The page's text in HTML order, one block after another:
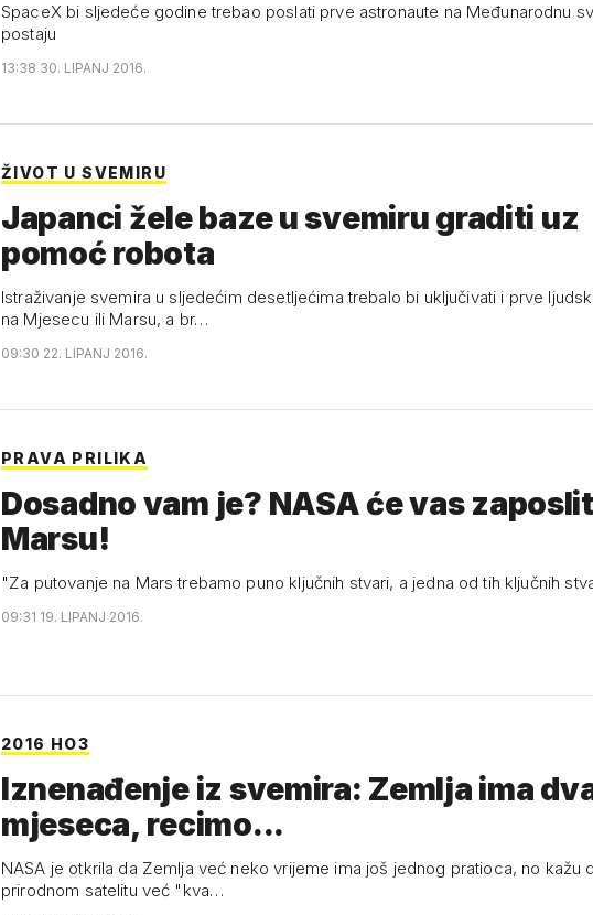
SpaceX bi sljedeće godine trebao poslati prve astronaute na Međunarodnu
postaju
13:38 30. LIPANJ 2016.
ŽIVOT U SVEMIRU
Japanci žele baze u svemiru graditi uz
pomoć robota
Istraživanje svemira u sljedećim desetljećima trebalo bi uključivati i prve
na Mjesecu ili Marsu, a br…
09:30 22. LIPANJ 2016.
PRAVA PRILIKA
Dosadno vam je? NASA će vas
Marsu!
"Za putovanje na Mars trebamo puno ključnih stvari, a jedna od tih ključnih
09:31 19. LIPANJ 2016.
2016 HO3
Iznenađenje iz svemira: Zemlja ima
mjeseca, recimo...
NASA je otkrila da Zemlja već neko vrijeme ima još jednog pratioca, no kažu
prirodnom satelitu već "kva…